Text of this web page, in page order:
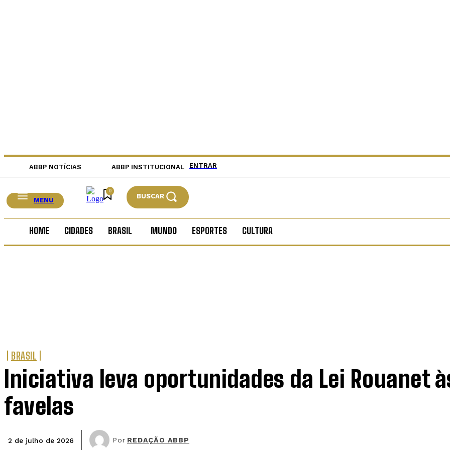
ABBP NOTÍCIAS ABBP INSTITUCIONAL ENTRAR
MENU
0
BUSCAR
HOME CIDADES BRASIL MUNDO ESPORTES CULTURA
BRASIL
Iniciativa leva oportunidades da Lei Rouanet
favelas
2 de julho de 2026 Por REDAÇÃO ABBP